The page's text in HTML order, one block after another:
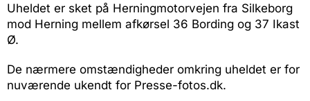
Uheldet er sket på Herningmotorvejen fra Silkeborg
mod Herning mellem afkørsel 36 Bording og 37 Ikast
Ø.
De nærmere omstændigheder omkring uheldet er for
nuværende ukendt for Presse-fotos.dk.